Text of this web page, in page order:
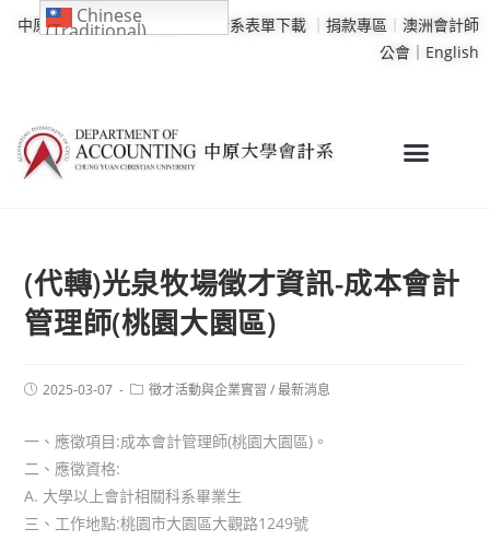
中原大學｜學校行事曆 會計系表單下載 ｜ 捐款專區 ｜ 澳洲會計師
公會｜ English
(代轉)光泉牧場徵才資訊-成本會計
管理師(桃園大園區)
2025-03-07 徵才活動與企業實習 / 最新消息
一、應徵項目:成本會計管理師(桃園大園區)。
二、應徵資格:
A. 大學以上會計相關科系畢業生
三、工作地點:桃園市大園區大觀路1249號
Chinese
(Traditional)